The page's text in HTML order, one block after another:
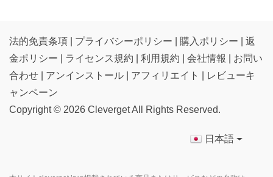
法的免責条項 プライバシーポリシー 購入ポリシー
返
金ポリシー
ライセンス規約 利用規約 会社情報
お問い
合わせ
アンインストール アフィリエイト
レビューキ
ャンペーン
Copyright © 2026 ClevergetAll Rights Reserved.
日本語